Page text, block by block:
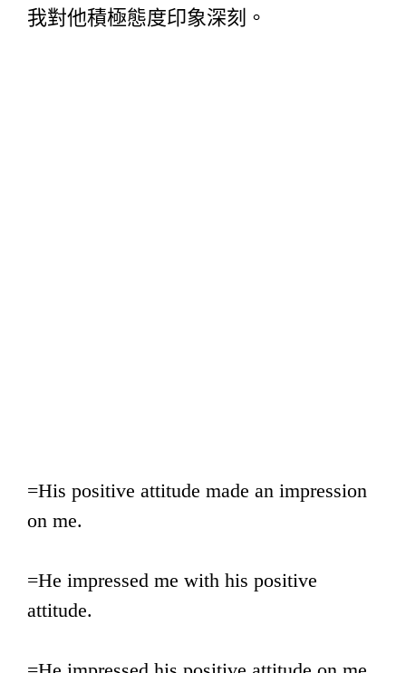
我對他積極態度印象深刻。
=His positive attitude made an impression
on me.
=He impressed me with his positive
attitude.